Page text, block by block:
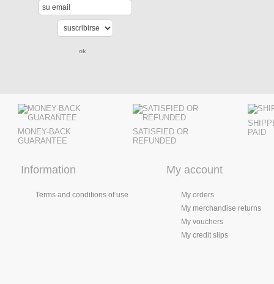
MONEY-BACK
GUARANTEE
SATISFIED OR
REFUNDED
PAID
Information
Terms and conditions of use
My account
My orders
My merchandise returns
My vouchers
My credit slips